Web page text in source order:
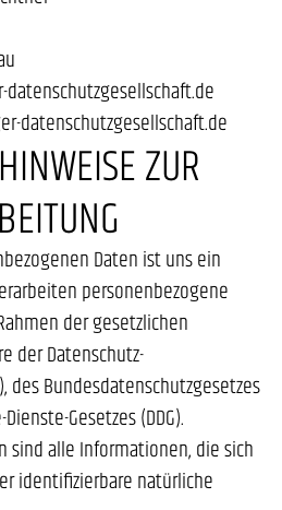
datenschutzgesellschaft.de
ZUR
Daten ist uns ein
personenbezogene
der gesetzlichen
der Datenschutz-
des Bundesdatenschutzgesetzes
Gesetzes (DDG).
sind alle Informationen, die sich
identifizierbare natürliche